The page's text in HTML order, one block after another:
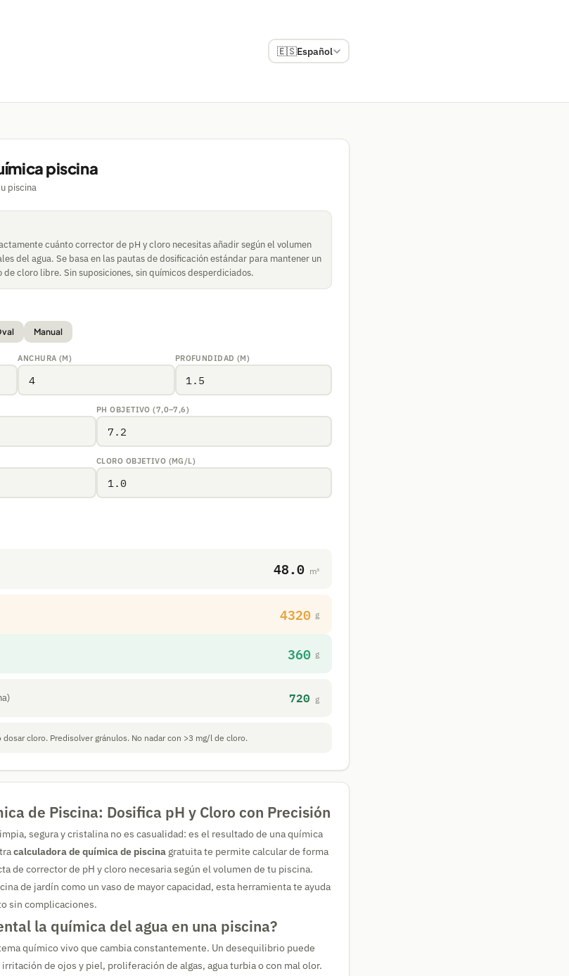
🇪🇸Español
piscina
piscina
cuánto corrector de pH y cloro necesitas añadir según el volumen
del agua. Se basa en las pautas de dosificación estándar para mantener un
de cloro libre. Sin suposiciones, sin químicos desperdiciados.
Manual
ANCHURA (M) PROFUNDIDAD (M)
PH OBJETIVO (7,0–7,6)
CLORO OBJETIVO (MG/L)
48.0 m³
4320 g
360 g
720 g
cloro. Predisolver gránulos. No nadar con >3 mg/l de cloro.
de Piscina: Dosifica pH y Cloro con Precisión
segura y cristalina no es casualidad: es el resultado de una química
calculadora de química de piscina gratuita te permite calcular de forma
de corrector de pH y cloro necesaria según el volumen de tu piscina.
de jardín como un vaso de mayor capacidad, esta herramienta te ayuda
sin complicaciones.
la química del agua en una piscina?
químico vivo que cambia constantemente. Un desequilibrio puede
de ojos y piel, proliferación de algas, agua turbia o con mal olor.